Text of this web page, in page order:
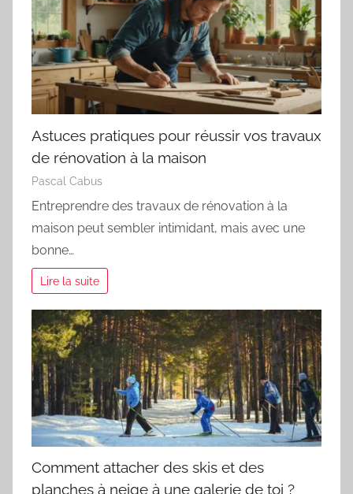
Astuces pratiques pour réussir vos travaux
de rénovation à la maison
Pascal Cabus
Entreprendre des travaux de rénovation à la
maison peut sembler intimidant, mais avec une
bonne…
Lire la suite
Comment attacher des skis et des
planches à neige à une galerie de toi ?